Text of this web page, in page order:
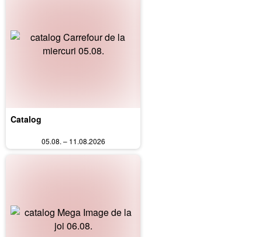
Catalog
05.08. – 11.08.2026